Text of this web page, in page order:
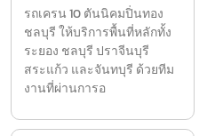
รถเครน 10 ตันนิคมปิ่นทอง
ชลบุรี ให้บริการพื้นที่หลักทั้ง
ระยอง ชลบุรี ปราจีนบุรี
สระแก้ว และจันทบุรี ด้วยทีม
งานที่ผ่านการอ